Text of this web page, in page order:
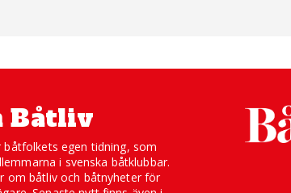
Båtliv
båtfolkets egen tidning, som
i svenska båtklubbar.
om båtliv och båtnyheter för